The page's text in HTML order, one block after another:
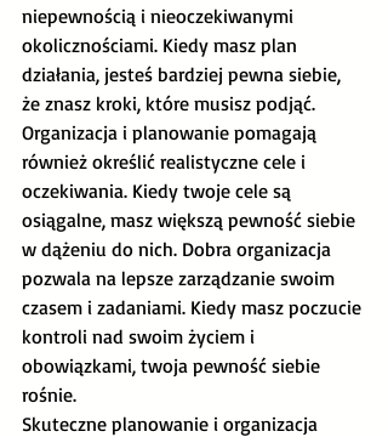
niepewnością i nieoczekiwanymi
okolicznościami. Kiedy masz plan
działania, jesteś bardziej pewna siebie,
że znasz kroki, które musisz podjąć.
Organizacja i planowanie pomagają
również określić realistyczne cele i
oczekiwania. Kiedy twoje cele są
osiągalne, masz większą pewność siebie
w dążeniu do nich. Dobra organizacja
pozwala na lepsze zarządzanie swoim
czasem i zadaniami. Kiedy masz poczucie
kontroli nad swoim życiem i
obowiązkami, twoja pewność siebie
rośnie.
Skuteczne planowanie i organizacja